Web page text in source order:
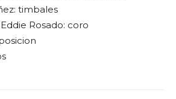
timbales
Rosado: coro